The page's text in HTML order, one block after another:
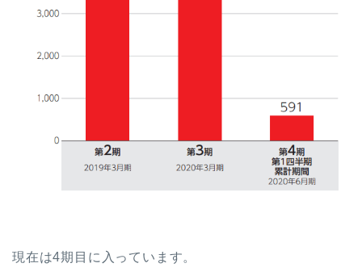
現在は4期目に入っています。